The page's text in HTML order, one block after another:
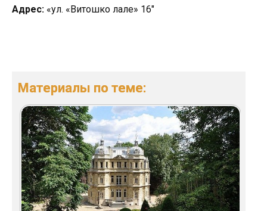
Адрес: «ул. «Витошко лале» 16″
Материалы по теме: